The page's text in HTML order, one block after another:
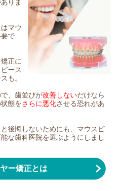
りま
マウ
で
正に
ース
も。
、歯並びが改善しないだけなら
態をさらに悪化させる恐れがあ
後悔しないためにも、マウスピ
な歯科医院を選ぶようにしまし
ー矯正とは